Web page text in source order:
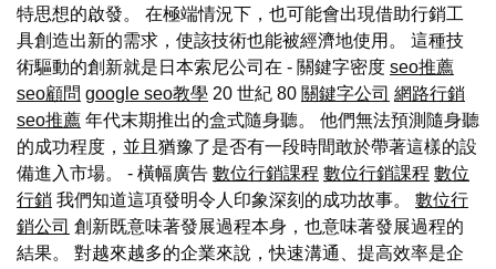
特思想的啟發。 在極端情況下，也可能會出現借助行銷工
具創造出新的需求，使該技術也能被經濟地使用。 這種技
術驅動的創新就是日本索尼公司在 - 關鍵字密度 seo推薦
seo顧問 google seo教學 20 世紀 80 關鍵字公司 網路行銷
seo推薦 年代末期推出的盒式隨身聽。 他們無法預測隨身聽
的成功程度，並且猶豫了是否有一段時間敢於帶著這樣的設
備進入市場。 - 橫幅廣告 數位行銷課程 數位行銷課程 數位
行銷 我們知道這項發明令人印象深刻的成功故事。 數位行
銷公司 創新既意味著發展過程本身，也意味著發展過程的
結果。 對越來越多的企業來說，快速溝通、提高效率是企